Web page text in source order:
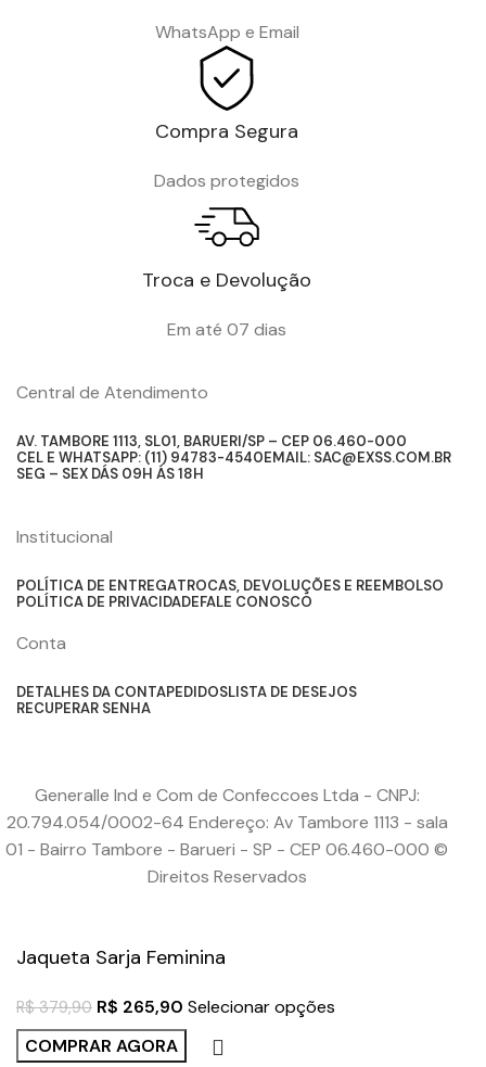
WhatsApp e Email
Compra Segura
Dados protegidos
Troca e Devolução
Em até 07 dias
Central de Atendimento
AV. TAMBORE 1113, SL01, BARUERI/SP – CEP 06.460-000
CEL E WHATSAPP: (11) 94783-4540EMAIL: SAC@EXSS.COM.BR
SEG – SEX DÁS 09H ÁS 18H
Institucional
POLÍTICA DE ENTREGATROCAS, DEVOLUÇÕES E REEMBOLSO
POLÍTICA DE PRIVACIDADEFALE CONOSCO
Conta
DETALHES DA CONTAPEDIDOSLISTA DE DESEJOS
RECUPERAR SENHA
Generalle Ind e Com de Confeccoes Ltda - CNPJ:
20.794.054/0002-64 Endereço: Av Tambore 1113 - sala
01 - Bairro Tambore - Barueri - SP - CEP 06.460-000 ©
Direitos Reservados
Jaqueta Sarja Feminina
R$379,90 R$ 265,90 Selecionar opções
COMPRAR AGORA